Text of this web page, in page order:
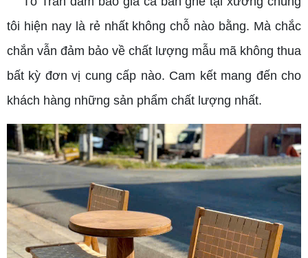
tôi hiện nay là rẻ nhất không chỗ nào bằng. Mà chắc
chắn vẫn đảm bảo về chất lượng mẫu mã không thua
bất kỳ đơn vị cung cấp nào. Cam kết mang đến cho
khách hàng những sản phẩm chất lượng nhất.